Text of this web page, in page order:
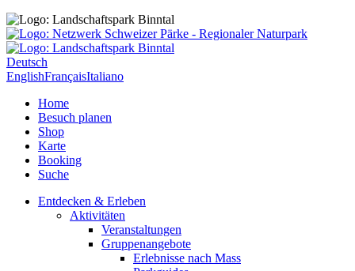
Deutsch
EnglishFrançaisItaliano
Home
Besuch planen
Shop
Karte
Booking
Suche
Entdecken & Erleben
Aktivitäten
Veranstaltungen
Gruppenangebote
Erlebnisse nach Mass